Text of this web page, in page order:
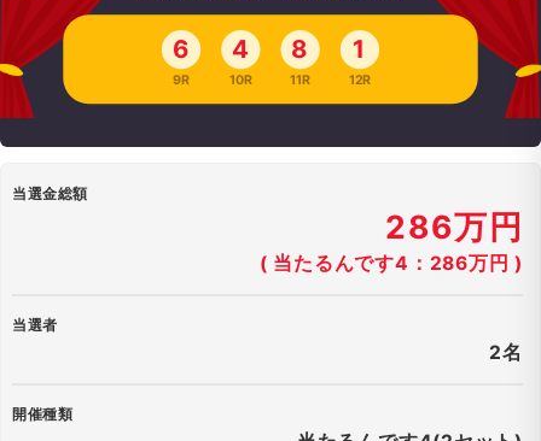
6
9R
4
10R
8
11R
1
12R
当選金総額
286万円
( 当たるんです4：286万円 )
当選者
2名
開催種類